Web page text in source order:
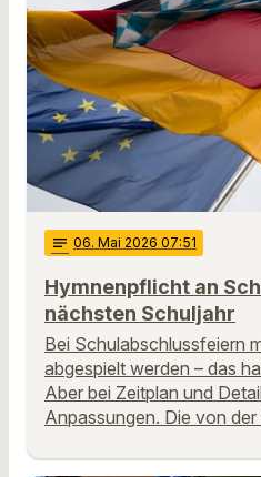
notes 06. Mai 2026 07:51
Hymnenpflicht an
nächsten Schuljahr
Bei Schulabschlussfeiern
abgespielt werden – das
Aber bei Zeitplan und
Anpassungen. Die von